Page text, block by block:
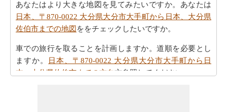
あなたはより大きな地図を見てみたいですか。あなたは
日本、〒870-0022 大分県大分市大手町から日本、大分県
佐伯市までの地図ををチェックしたいですか。
車での旅行を取ることを計画しますか。道順を必要とし
ますか。
日本、〒870-0022 大分県大分市大手町から日
本、大分県佐伯市までの方向方参照してください。